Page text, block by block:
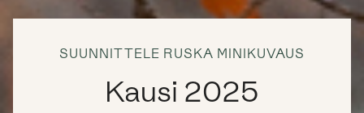
SUUNNITTELE RUSKA MINIKUVAUS
Kausi 2025